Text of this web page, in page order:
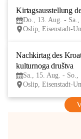
Kirtagsausstellung
Do., 13. Aug. - Sa.,
Oslip, Eisenstadt-
Nachkirtag des
kulturnoga društva
Sa., 15. Aug. - So.,
Oslip, Eisenstadt-